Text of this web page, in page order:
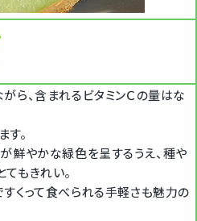
ら、含まれるビタミンＣの量はな
。
鮮やかな緑色を呈するうえ、種や
もきれい。
くって食べられる手軽さも魅力の